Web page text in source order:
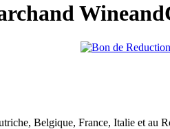
Belgique, France, Italie et